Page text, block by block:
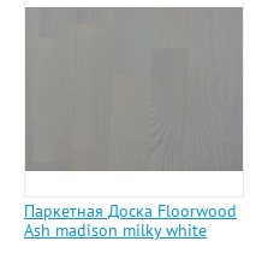
Паркетная Доска Floorwood
Ash madison milky white